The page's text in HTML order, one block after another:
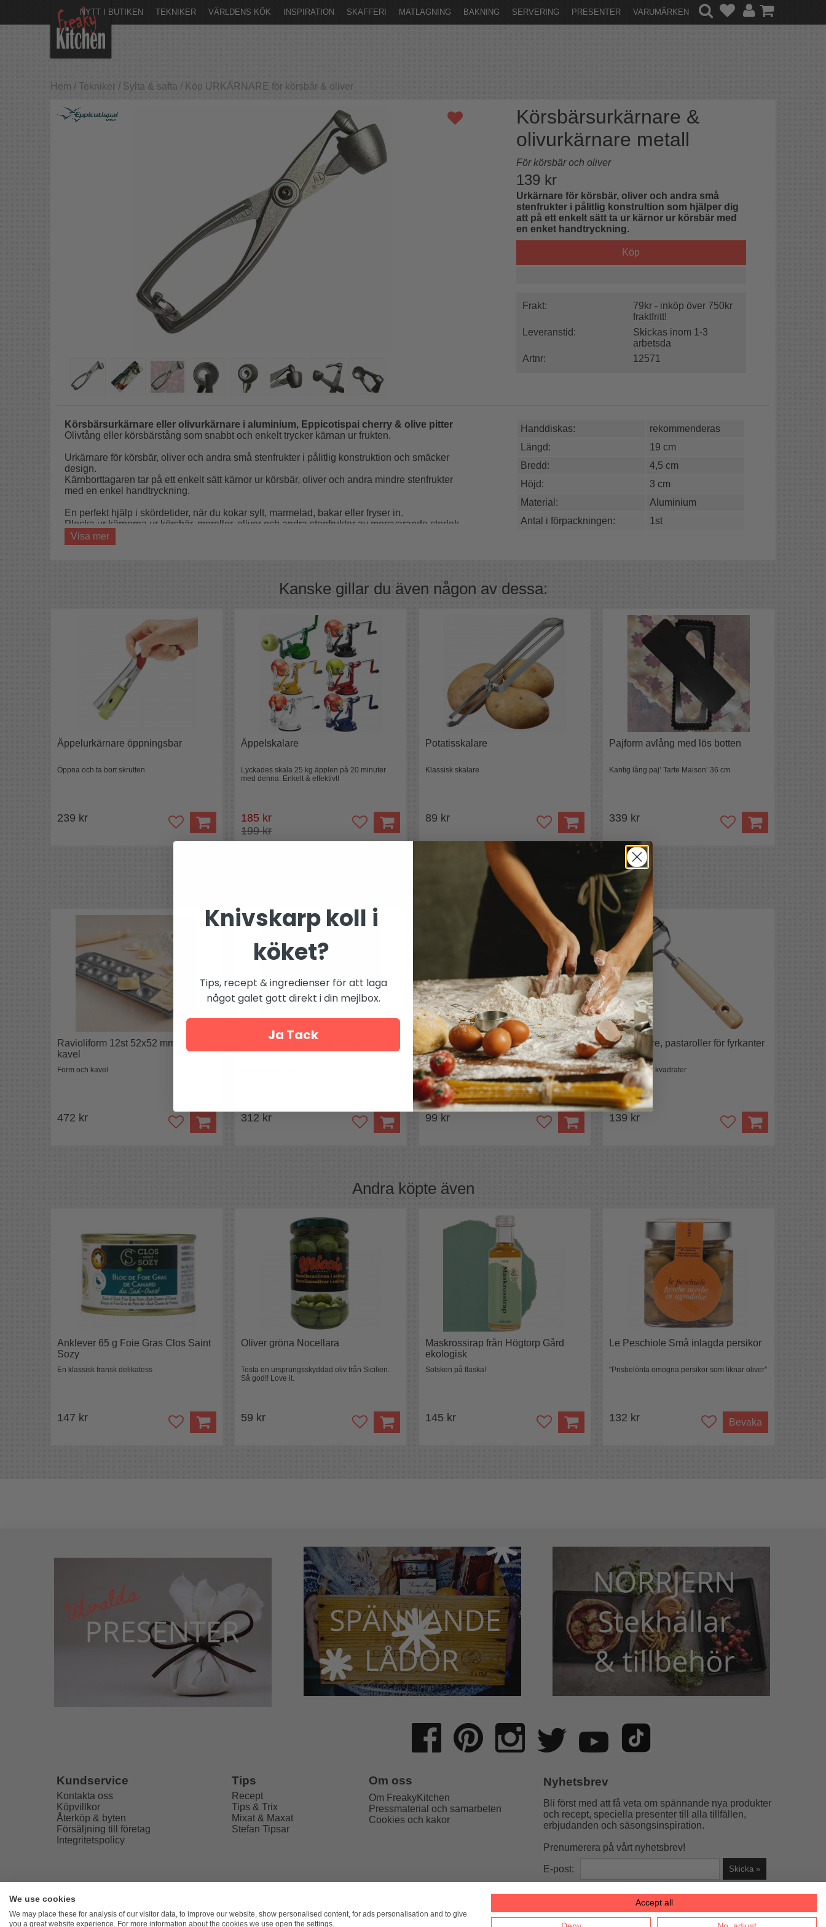
NYTT I BUTIKEN TEKNIKER VÄRLDENS KÖK INSPIRATION SKAFFERI MATLAGNING BAKNING SERVERING PRESENTER VARUMÄRKEN
Hem / Tekniker / Sylta & safta / Köp URKÄRNARE för körsbär & oliver
Körsbärsurkärnare &
olivurkärnare metall
För körsbär och oliver
139 kr
Urkärnare för körsbär, oliver och andra små
stenfrukter i pålitlig konstrultion som hjälper dig
att på ett enkelt sätt ta ur kärnor ur körsbär med
en enket handtryckning.
Köp
Frakt:
79kr - inköp över 750kr
fraktfritt!
Leveranstid:
Skickas inom 1-3
arbetsda
Artnr:
12571
Körsbärsurkärnare eller olivurkärnare i aluminium, Eppicotispai cherry & olive pitter
Olivtång eller körsbärstång som snabbt och enkelt trycker kärnan ur frukten.
Urkärnare för körsbär, oliver och andra små stenfrukter i pålitlig konstruktion och smäcker
design.
Kärnborttagaren tar på ett enkelt sätt kärnor ur körsbär, oliver och andra mindre stenfrukter
med en enkel handtryckning.
En perfekt hjälp i skördetider, när du kokar sylt, marmelad, bakar eller fryser in.
Plocka ur kärnorna ur körsbär, moreller, oliver och andra stenfrukter av morsvarande storlek.
Kärnpickare av slitstark kvalitet tillverkad av plast i bästa kvalitet.
Eppicotispai
Tillverkningsland:Italien
Diskas för hand
Visa mer
Handdiskas:
rekommenderas
Längd:
19 cm
Bredd:
4,5 cm
Höjd:
3 cm
Material:
Aluminium
Antal i förpackningen:
1st
Kanske gillar du även någon av dessa:
Äppelurkärnare öppningsbar
Öppna och ta bort skrutten
239 kr
Äppelskalare
Lyckades skala 25 kg äpplen på 20 minuter
med denna. Enkelt & effektivt!
185 kr
199 kr
Potatisskalare
Klassisk skalare
89 kr
Pajform avlång med lös botten
Kantig lång paj’ Tarte Maison’ 36 cm
339 kr
Eppicotispai
Ravioliform 12st 52x52 mm med
kavel
Form och kavel
472 kr 312 kr
Raviolistans hjärtformad
Perfekt för en kärleksmåltid
99 kr
Degskärare, pastaroller för fyrkanter
4x4 cm
Skär perfekta kvadrater
139 kr
Andra köpte även
Anklever 65 g Foie Gras Clos Saint
Sozy
En klassisk fransk delikatess
147 kr
Oliver gröna Nocellara
Testa en ursprungsskyddad oliv från Sicilien.
Så god!! Love it.
59 kr
Maskrossirap från Högtorp Gård
ekologisk
Solsken på flaska!
145 kr
Le Peschiole Små inlagda persikor
"Prisbelönta omogna persikor som liknar oliver"
132 kr Bevaka
Kundservice
Kontakta oss
Köpvillkor
Återköp & byten
Försäljning till företag
Integritetspolicy
Tips
Recept
Tips & Trix
Mixat & Maxat
Stefan Tipsar
Om oss
Om FreakyKitchen
Pressmaterial och samarbeten
Cookies och kakor
Nyhetsbrev
Bli först med att få veta om spännande nya produkter
och recept, speciella presenter till alla tillfällen,
erbjudanden och säsongsinspiration.
Prenumerera på vårt nyhetsbrev!
E-post:
FreakyKitchen hello@freakykitchen.se Telefon: 076-217 78 58 (mejla helst)
We use cookies
We may place these for analysis of our visitor data, to improve our website, show personalised content, for ads personalisation and to give
you a great website experience. For more information about the cookies we use open the settings.
Accept all
Knivskarp koll i
köket?
Tips, recept & ingredienser för att laga
något galet gott direkt i din mejlbox.
Ja Tack